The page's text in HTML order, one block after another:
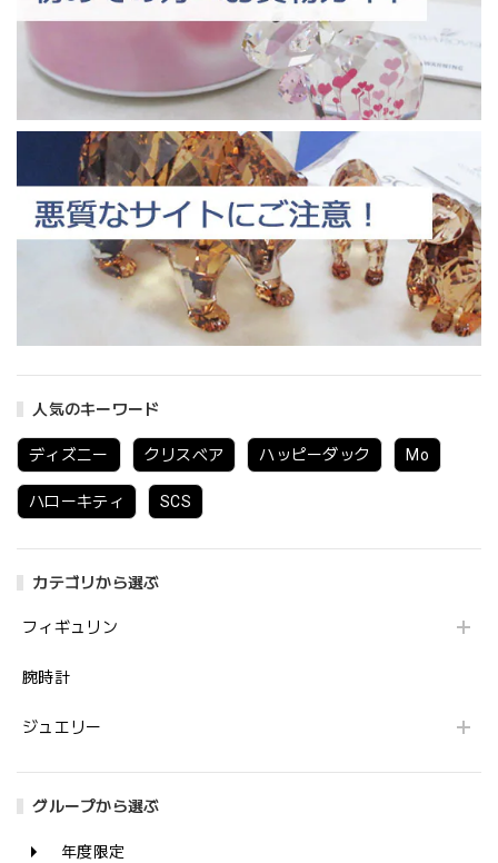
人気のキーワード
ディズニー クリスベア ハッピーダック Mo
ハローキティ SCS
カテゴリから選ぶ
フィギュリン
腕時計
ジュエリー
グループから選ぶ
年度限定